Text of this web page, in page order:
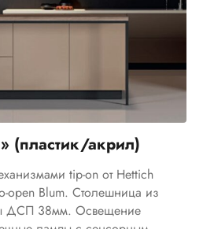
(пластик/акрил)
tip-on от Hettich
open Blum. Столешница из
ДСП 38мм. Освещение